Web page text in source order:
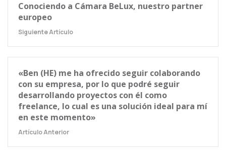
Conociendo a Cámara BeLux, nuestro partner
europeo
Siguiente Artículo
«Ben (HE) me ha ofrecido seguir colaborando
con su empresa, por lo que podré seguir
desarrollando proyectos con él como
freelance, lo cual es una solución ideal para mí
en este momento»
Artículo Anterior